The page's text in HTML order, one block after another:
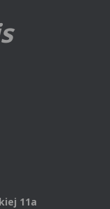
11a